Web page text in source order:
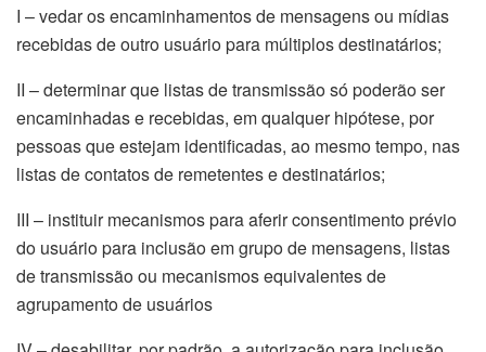
I – vedar os encaminhamentos de mensagens ou mídias
recebidas de outro usuário para múltiplos destinatários;
II – determinar que listas de transmissão só poderão ser
encaminhadas e recebidas, em qualquer hipótese, por
pessoas que estejam identificadas, ao mesmo tempo, nas
listas de contatos de remetentes e destinatários;
III – instituir mecanismos para aferir consentimento prévio
do usuário para inclusão em grupo de mensagens, listas
de transmissão ou mecanismos equivalentes de
agrupamento de usuários